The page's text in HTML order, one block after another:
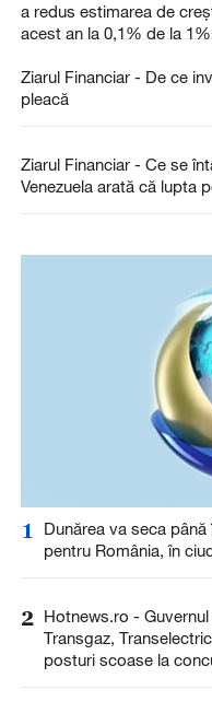
a redus estimarea de
acest an la 0,1% de la
Ziarul Financiar - De ce
pleacă
Ziarul Financiar - Ce se
Venezuela arată că lupta
1
Dunărea va seca
pentru România, în
2 Hotnews.ro -
Transgaz,
posturi scoase la